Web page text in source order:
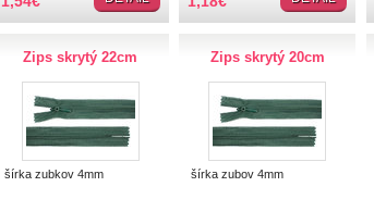
Zips skrytý 22cm
šírka zubkov 4mm
Zips skrytý 20cm
šírka zubov 4mm